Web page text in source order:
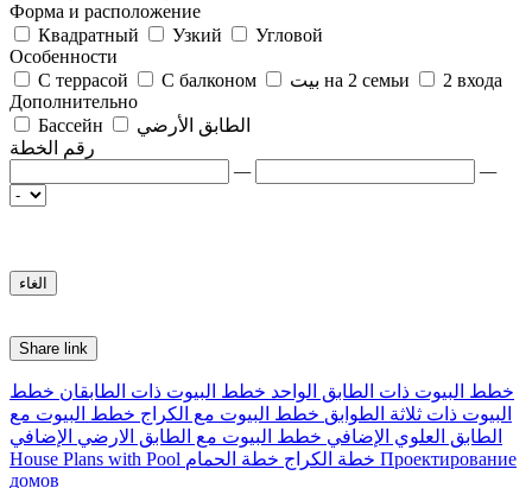
Форма и расположение
Квадратный
Узкий
Угловой
Особенности
С террасой
С балконом بيت на 2 семьи
2 входа
Дополнительно
Бассейн
الطابق الأرضي
رقم الخطة
—
—
Share link
خطط البيوت ذات الطابق الواحد خطط البيوت ذات الطابقان خطط
البيوت ذات ثلاثة الطوابق خطط البيوت مع الكراج خطط البيوت مع
الطابق العلوي الإضافي خطط البيوت مع الطابق الارضي الإضافي
House Plans with Pool
خطة الكراج خطة الحمام
Проектирование
домов